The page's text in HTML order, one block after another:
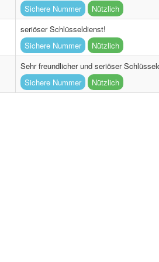
Sichere Nummer
Nützlich
seriöser Schlüsseldienst!
Sichere Nummer
Nützlich
Sehr freundlicher und seriöser
Sichere Nummer
Nützlich